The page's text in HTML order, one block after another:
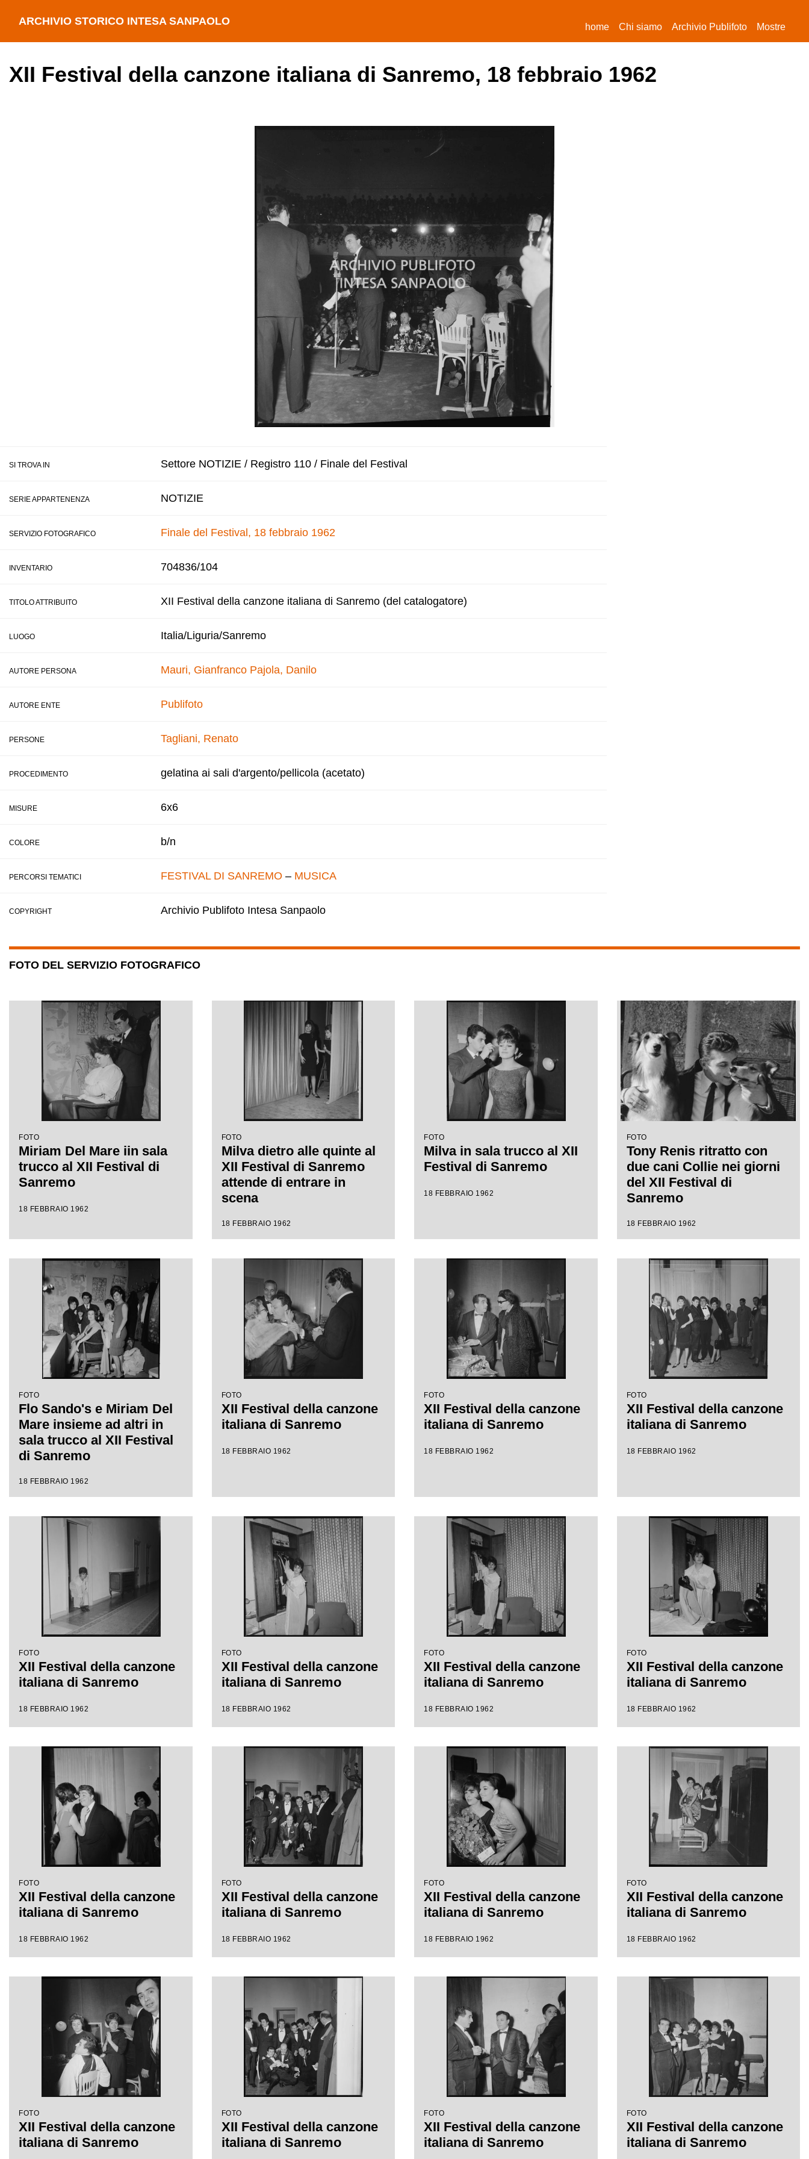
ARCHIVIO STORICO INTESA SANPAOLO home(current)
Chi siamo Archivio Publifoto Mostre
XII Festival della canzone italiana di Sanremo, 18 febbraio 1962
SI TROVA IN Settore NOTIZIE / Registro 110 / Finale del Festival
SERIE APPARTENENZA NOTIZIE
SERVIZIO FOTOGRAFICO Finale del Festival, 18 febbraio 1962
INVENTARIO 704836/104
TITOLO ATTRIBUITO XII Festival della canzone italiana di Sanremo (del catalogatore)
LUOGO Italia/Liguria/Sanremo
AUTORE PERSONA Mauri, Gianfranco Pajola, Danilo
AUTORE ENTE Publifoto
PERSONE Tagliani, Renato
PROCEDIMENTO gelatina ai sali d'argento/pellicola (acetato)
MISURE 6x6
COLORE b/n
PERCORSI TEMATICI FESTIVAL DI SANREMO – MUSICA
COPYRIGHT Archivio Publifoto Intesa Sanpaolo
FOTO DEL SERVIZIO FOTOGRAFICO
FOTO
Miriam Del Mare iin sala
trucco al XII Festival di
Sanremo
18 FEBBRAIO 1962
FOTO
Milva dietro alle quinte al
XII Festival di Sanremo
attende di entrare in
scena
18 FEBBRAIO 1962
FOTO
Milva in sala trucco al XII
Festival di Sanremo
18 FEBBRAIO 1962
FOTO
Tony Renis ritratto con
due cani Collie nei giorni
del XII Festival di
Sanremo
18 FEBBRAIO 1962
FOTO
Flo Sando's e Miriam Del
Mare insieme ad altri in
sala trucco al XII Festival
di Sanremo
18 FEBBRAIO 1962
FOTO
XII Festival della canzone
italiana di Sanremo
18 FEBBRAIO 1962
FOTO
XII Festival della canzone
italiana di Sanremo
18 FEBBRAIO 1962
FOTO
XII Festival della canzone
italiana di Sanremo
18 FEBBRAIO 1962
FOTO
XII Festival della canzone
italiana di Sanremo
18 FEBBRAIO 1962
FOTO
XII Festival della canzone
italiana di Sanremo
18 FEBBRAIO 1962
FOTO
XII Festival della canzone
italiana di Sanremo
18 FEBBRAIO 1962
FOTO
XII Festival della canzone
italiana di Sanremo
18 FEBBRAIO 1962
FOTO
XII Festival della canzone
italiana di Sanremo
18 FEBBRAIO 1962
FOTO
XII Festival della canzone
italiana di Sanremo
18 FEBBRAIO 1962
FOTO
XII Festival della canzone
italiana di Sanremo
18 FEBBRAIO 1962
FOTO
XII Festival della canzone
italiana di Sanremo
18 FEBBRAIO 1962
FOTO
XII Festival della canzone
italiana di Sanremo
FOTO
XII Festival della canzone
italiana di Sanremo
FOTO
XII Festival della canzone
italiana di Sanremo
FOTO
XII Festival della canzone
italiana di Sanremo